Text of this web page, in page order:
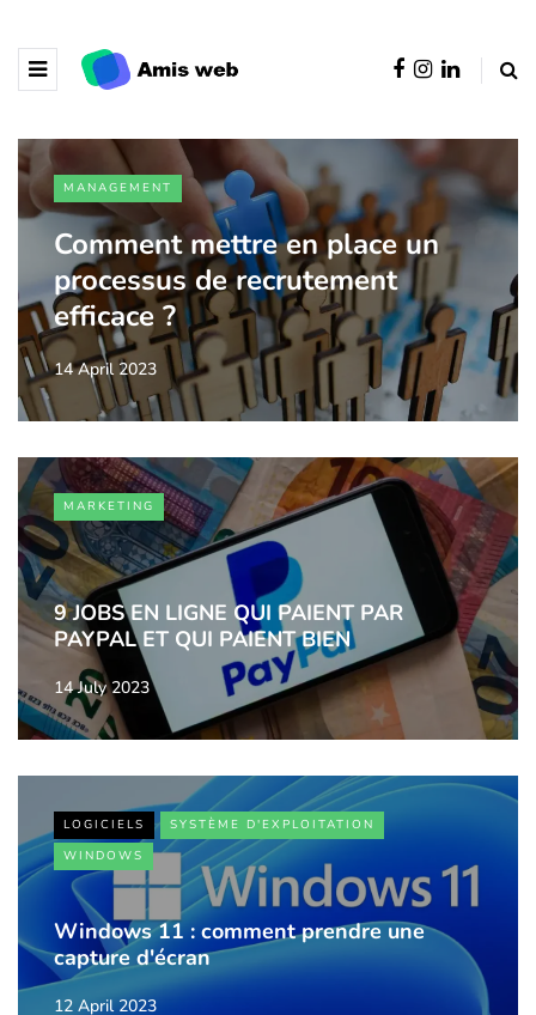
MANAGEMENT
Comment mettre en place un
processus de recrutement
efficace ?
14 April 2023
MARKETING
9 JOBS EN LIGNE QUI PAIENT PAR
PAYPAL ET QUI PAIENT BIEN
14 July 2023
LOGICIELS
SYSTÈME D'EXPLOITATION
WINDOWS
Windows 11 : comment prendre une
capture d'écran
12 April 2023